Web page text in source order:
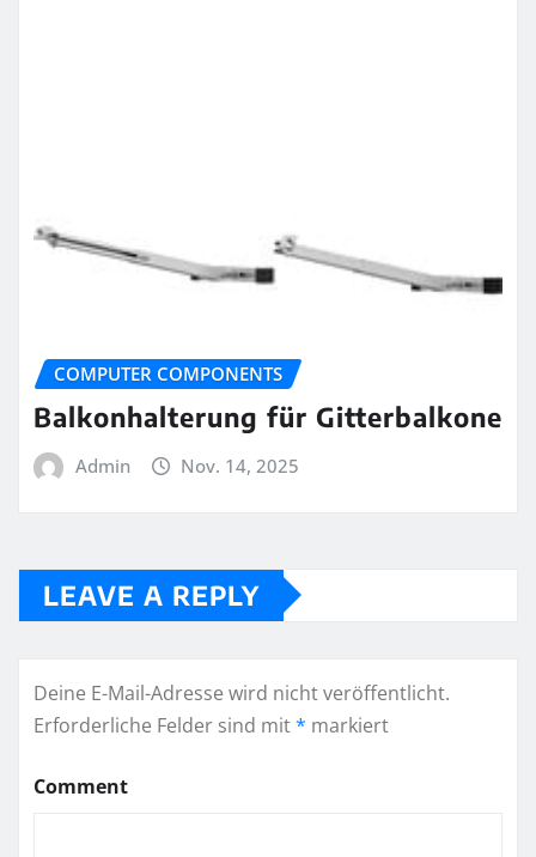
COMPUTER COMPONENTS
Balkonhalterung für Gitterbalkone
Admin Nov. 14, 2025
LEAVE A REPLY
Deine E-Mail-Adresse wird nicht veröffentlicht.
Erforderliche Felder sind mit* markiert
Comment